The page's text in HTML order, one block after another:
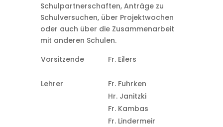
Schulpartnerschaften, Anträge zu
Schulversuchen, über Projektwochen
oder auch über die Zusammenarbeit
mit anderen Schulen.
Vorsitzende
Fr. Eilers
Lehrer
Fr. Fuhrken
Hr. Janitzki
Fr. Kambas
Fr. Lindermeir